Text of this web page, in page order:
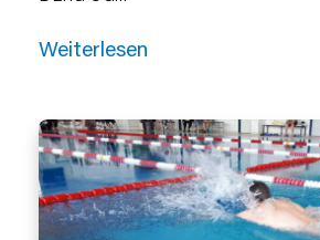
Weiterlesen